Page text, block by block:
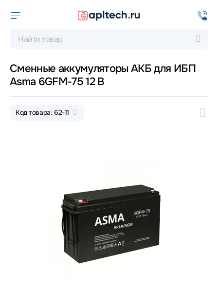
Сменные аккумуляторы АКБ для ИБП
Asma 6GFM-75 12 В
Код товара: 62-11